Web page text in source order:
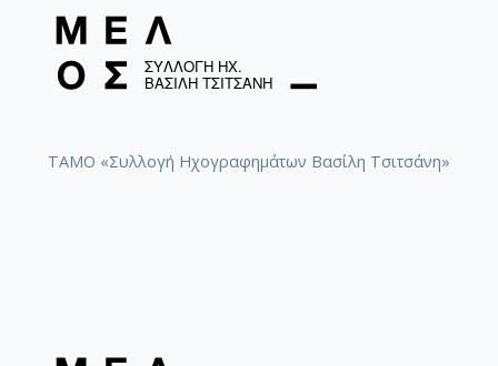
ΤΑΜΟ «Συλλογή Ηχογραφημάτων Βασίλη Τσιτσάνη»